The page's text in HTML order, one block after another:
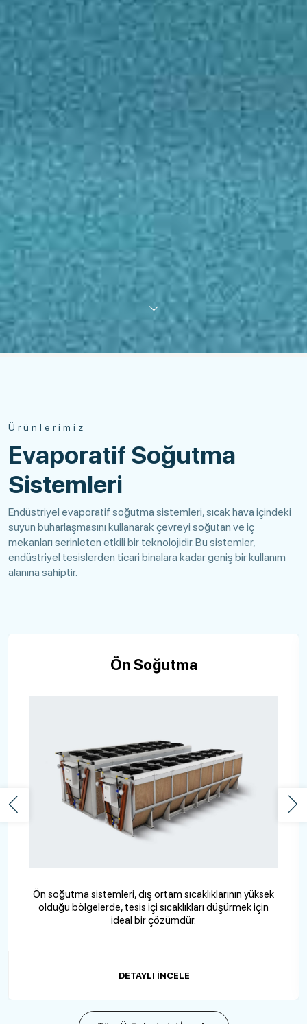
Ürünlerimiz
Evaporatif Soğutma
Sistemleri
Endüstriyel evaporatif soğutma sistemleri, sıcak hava içindeki
suyun buharlaşmasını kullanarak çevreyi soğutan ve iç
mekanları serinleten etkili bir teknolojidir. Bu sistemler,
endüstriyel tesislerden ticari binalara kadar geniş bir kullanım
alanına sahiptir.
Egzoz Fanı
Ön panelde otomatik olarak açılan panjur, arka planda
özel tasarım koruma teli mevcuttur.
DETAYLI İNCELE